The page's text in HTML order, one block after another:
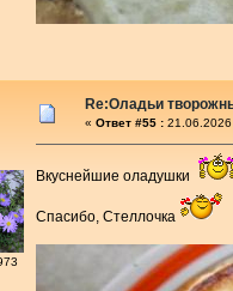
Re:Оладьи
« Ответ #55 :
Вкуснейшие оладушки
Спасибо, Стеллочка